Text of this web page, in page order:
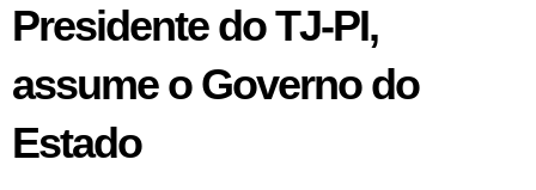
Presidente do TJ-PI,
assume o Governo do
Estado